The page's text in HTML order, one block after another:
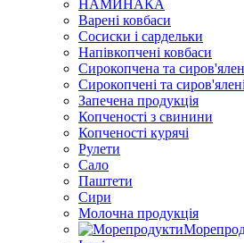
НАМИНАКА
Варені ковбаси
Сосиски і сардельки
Напівкопчені ковбаси
Сирокопчена та
Сирокопчені та
Запечена продукція
Копченості з свинини
Копченості курячі
Рулети
Сало
Паштети
Сири
Молочна продукція